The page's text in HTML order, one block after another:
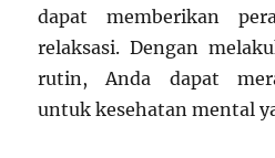
dapat memberikan
relaksasi. Dengan
rutin, Anda dapat
untuk kesehatan mental